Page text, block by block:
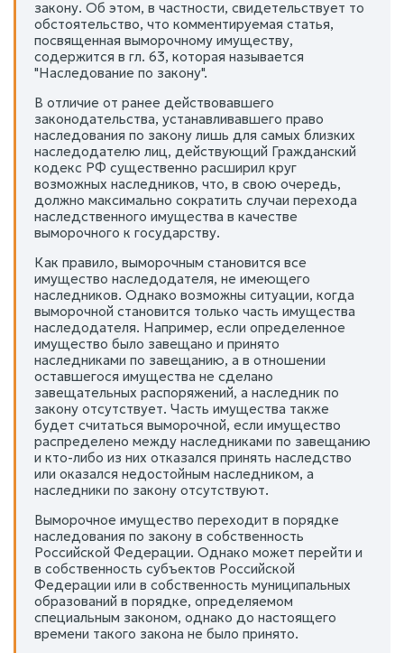
закону. Об этом, в частности, свидетельствует то
обстоятельство, что комментируемая статья,
посвященная выморочному имуществу,
содержится в гл. 63, которая называется
"Наследование по закону".
В отличие от ранее действовавшего
законодательства, устанавливавшего право
наследования по закону лишь для самых близких
наследодателю лиц, действующий Гражданский
кодекс РФ существенно расширил круг
возможных наследников, что, в свою очередь,
должно максимально сократить случаи перехода
наследственного имущества в качестве
выморочного к государству.
Как правило, выморочным становится все
имущество наследодателя, не имеющего
наследников. Однако возможны ситуации, когда
выморочной становится только часть имущества
наследодателя. Например, если определенное
имущество было завещано и принято
наследниками по завещанию, а в отношении
оставшегося имущества не сделано
завещательных распоряжений, а наследник по
закону отсутствует. Часть имущества также
будет считаться выморочной, если имущество
распределено между наследниками по завещанию
и кто-либо из них отказался принять наследство
или оказался недостойным наследником, а
наследники по закону отсутствуют.
Выморочное имущество переходит в порядке
наследования по закону в собственность
Российской Федерации. Однако может перейти и
в собственность субъектов Российской
Федерации или в собственность муниципальных
образований в порядке, определяемом
специальным законом, однако до настоящего
времени такого закона не было принято.